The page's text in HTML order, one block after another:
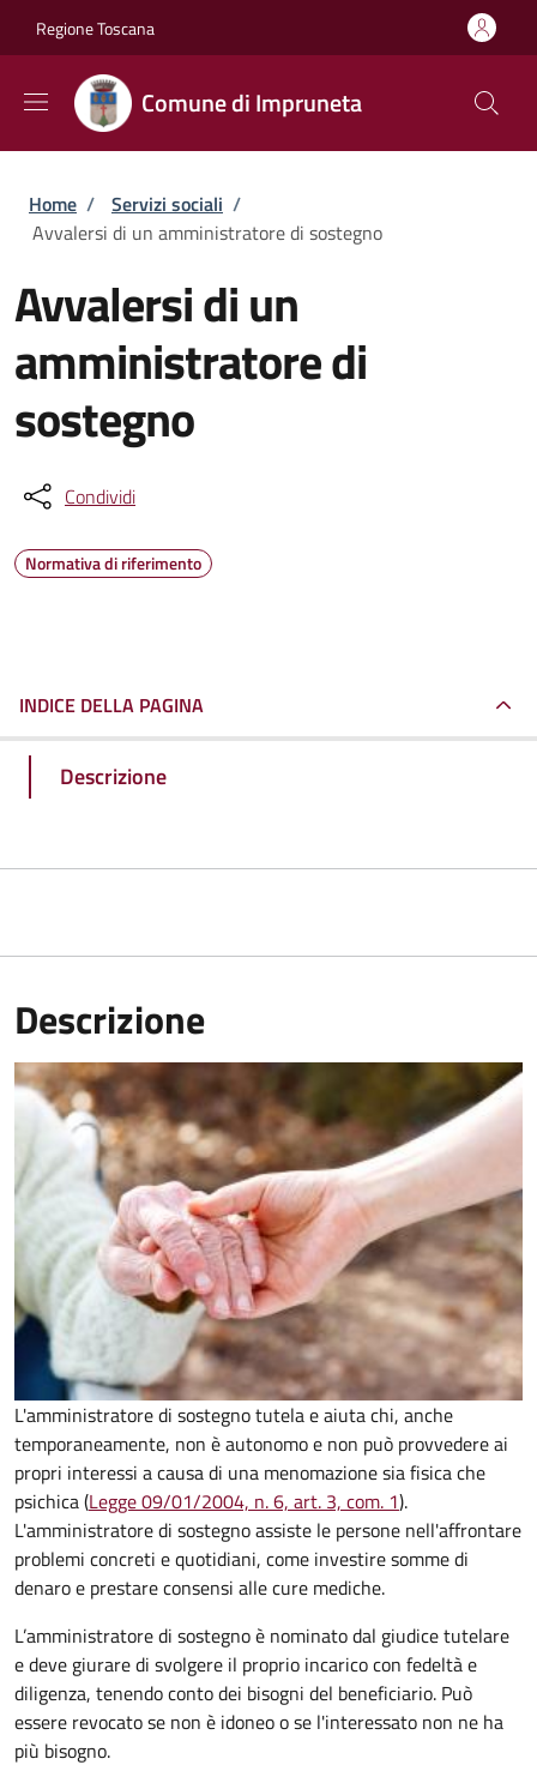
Regione Toscana
Comune di Impruneta
Briciole di pane
Home / Servizi sociali /
Avvalersi di un amministratore di sostegno
Avvalersi di un
amministratore di
sostegno
Condividi
Normativa di riferimento
INDICE DELLA PAGINA
Descrizione
Descrizione
L'amministratore di sostegno tutela e aiuta chi, anche
temporaneamente, non è autonomo e non può provvedere ai
propri interessi a causa di una menomazione sia fisica che
psichica (Legge 09/01/2004, n. 6, art. 3, com. 1).
L'amministratore di sostegno assiste le persone nell'affrontare
problemi concreti e quotidiani, come investire somme di
denaro e prestare consensi alle cure mediche.
L’amministratore di sostegno è nominato dal giudice tutelare
e deve giurare di svolgere il proprio incarico con fedeltà e
diligenza, tenendo conto dei bisogni del beneficiario. Può
essere revocato se non è idoneo o se l'interessato non ne ha
più bisogno.